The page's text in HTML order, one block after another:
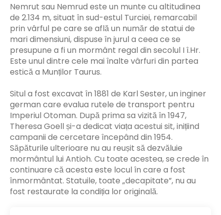
Nemrut sau Nemrud este un munte cu altitudinea
de 2.134 m, situat în sud-estul Turciei, remarcabil
prin vârful pe care se află un număr de statui de
mari dimensiuni, dispuse în jurul a ceea ce se
presupune a fi un mormânt regal din secolul I î.Hr.
Este unul dintre cele mai înalte vârfuri din partea
estică a Munților Taurus.
Situl a fost excavat în 1881 de Karl Sester, un inginer
german care evalua rutele de transport pentru
Imperiul Otoman. După prima sa vizită în 1947,
Theresa Goell și-a dedicat viața acestui sit, inițiind
campanii de cercetare începând din 1954.
Săpăturile ulterioare nu au reușit să dezvăluie
mormântul lui Antioh. Cu toate acestea, se crede în
continuare că acesta este locul în care a fost
înmormântat. Statuile, toate „decapitate”, nu au
fost restaurate la condiția lor originală.